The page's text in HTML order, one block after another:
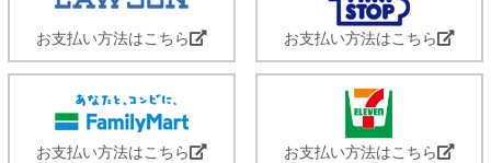
お支払い方法はこちら お支払い方法はこちら
お支払い方法はこちら お支払い方法はこちら